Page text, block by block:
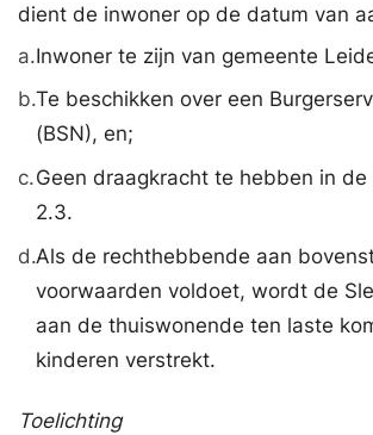
dient de inwoner op de datum van
a.Inwoner te zijn van gemeente
b.Te beschikken over een
(BSN), en;
c.Geen draagkracht te hebben in
2.3.
d.Als de rechthebbende aan
voorwaarden voldoet, wordt de
aan de thuiswonende ten laste
kinderen verstrekt.
Toelichting